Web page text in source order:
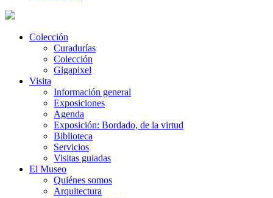
Colección
Curadurías
Colección
Gigapixel
Visita
Información general
Exposiciones
Agenda
Exposición: Bordado, de la virtud
Biblioteca
Servicios
Visitas guiadas
El Museo
Quiénes somos
Arquitectura